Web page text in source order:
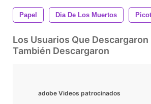
Papel Dia De Los Muertos
Los Usuarios Que
También Descargaron
adobe Videos patrocinados